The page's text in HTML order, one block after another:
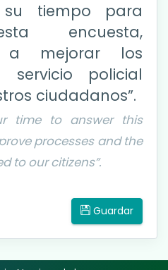
su tiempo para
encuesta,
a mejorar los
policial
ciudadanos”.
time to answer this
processes and the
to our citizens”.
Guardar